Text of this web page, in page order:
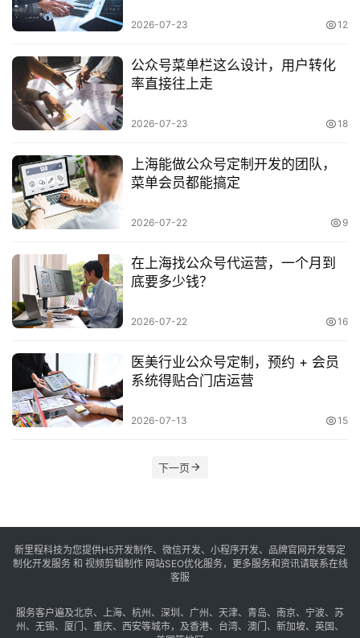
A
开
发
短
视
频
讯
享
见
题
2026-07-23 12
公众号菜单栏这么设计，用户转化
率直接往上走
2026-07-23 18
上海能做公众号定制开发的团队，
菜单会员都能搞定
2026-07-22 9
在上海找公众号代运营，一个月到
底要多少钱？
2026-07-22 16
医美行业公众号定制，预约 + 会员
系统得贴合门店运营
2026-07-13 15
下一页
新里程科技为您提供H5开发制作、微信开发、小程序开发、品牌官网开发等定
制化开发服务 和 视频剪辑制作 网站SEO优化服务，更多服务和资讯请联系在线
客服
服务客户遍及北京、 上海、 杭州 、 深圳 、 广州 、 天津、 青岛、 南京、 宁波、 苏
州 、 无锡、 厦门 、 重庆、 西安等城市，及香港、 台湾、 澳门 、 新加坡、 英国 、